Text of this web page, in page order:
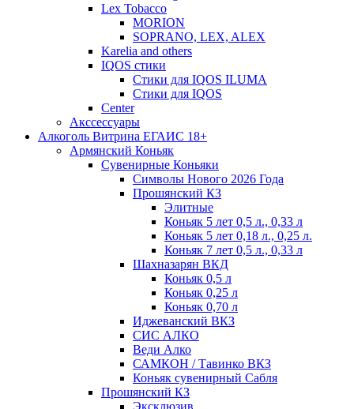
Lex Tobacco
MORION
SOPRANO, LEX, ALEX
Karelia and others
IQOS стики
Стики для IQOS ILUMA
Стики для IQOS
Сenter
Акссессуары
Алкоголь Витрина ЕГАИС 18+
Армянский Коньяк
Сувенирные Коньяки
Символы Нового 2026 Года
Прошянский КЗ
Элитные
Коньяк 5 лет 0,5 л., 0,33 л
Коньяк 5 лет 0,18 л., 0,25 л.
Коньяк 7 лет 0,5 л., 0,33 л
Шахназарян ВКД
Коньяк 0,5 л
Коньяк 0,25 л
Коньяк 0,70 л
Иджеванский ВКЗ
СИС АЛКО
Веди Алко
САМКОН / Тавинко ВКЗ
Коньяк сувенирный Сабля
Прошянский КЗ
Эксклюзив